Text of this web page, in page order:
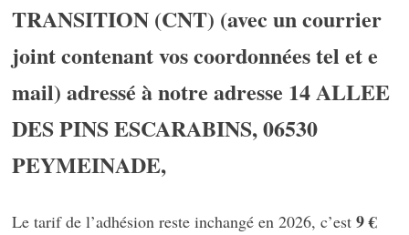
TRANSITION (CNT) (avec un courrier
joint contenant vos coordonnées tel et e
mail) adressé à notre adresse 14 ALLEE
DES PINS ESCARABINS, 06530
PEYMEINADE,
Le tarif de l’adhésion reste inchangé en 2026, c’est9 €